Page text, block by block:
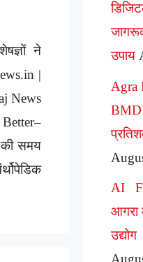
ने
|
News
की समय
उपाय
Agra
BMD
AI
आगरा